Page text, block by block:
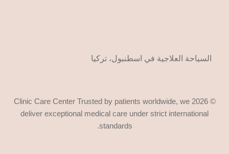
السياحة العلاجية في اسطنبول، تركيا
© 2026 Clinic Care Center Trusted by patients worldwide, we
deliver exceptional medical care under strict international
standards.